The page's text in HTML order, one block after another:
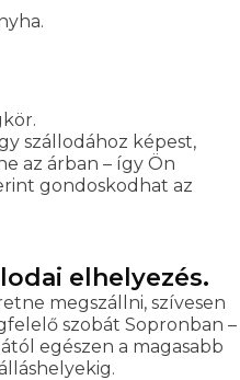
szállodához képest,
az árban – így Ön
gondoskodhat az
elhelyezés.
megszállni, szívesen
szobát Sopronban –
egészen a magasabb